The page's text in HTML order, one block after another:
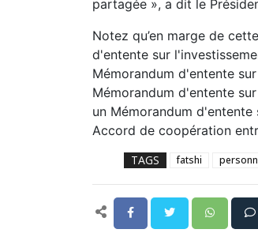
partagée », a dit le
Notez qu’en marge de
d'entente sur
Mémorandum d'entente
Mémorandum d'entente
un Mémorandum
Accord de coopération
TAGS fatshi